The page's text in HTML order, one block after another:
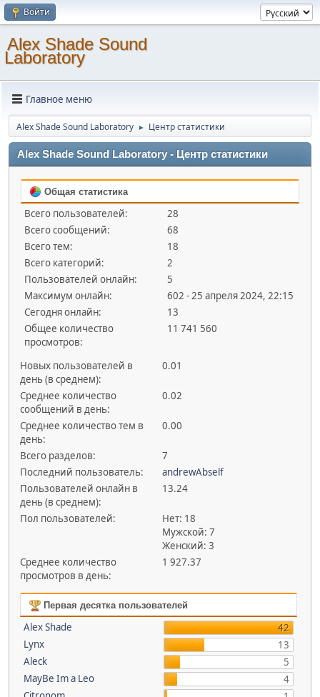
Войти
Alex Shade Sound
Laboratory
Главное меню
Alex Shade Sound Laboratory ► Центр статистики
Alex Shade Sound Laboratory - Центр статистики
Общая статистика
Всего пользователей:
28
Всего сообщений:
68
Всего тем:
18
Всего категорий:
2
Пользователей онлайн:
5
Максимум онлайн:
602 - 25 апреля 2024, 22:15
Сегодня онлайн:
13
Общее количество
просмотров:
11 741 560
Новых пользователей в
день (в среднем):
0.01
Среднее количество
сообщений в день:
0.02
Среднее количество тем в
день:
0.00
Всего разделов:
7
Последний пользователь:
andrewAbself
Пользователей онлайн в
день (в среднем):
13.24
Пол пользователей:
Нет: 18
Мужской: 7
Женский: 3
Среднее количество
просмотров в день:
1 927.37
Первая десятка пользователей
Alex Shade
42
Lynx
13
Aleck
5
MayBe Im a Leo
4